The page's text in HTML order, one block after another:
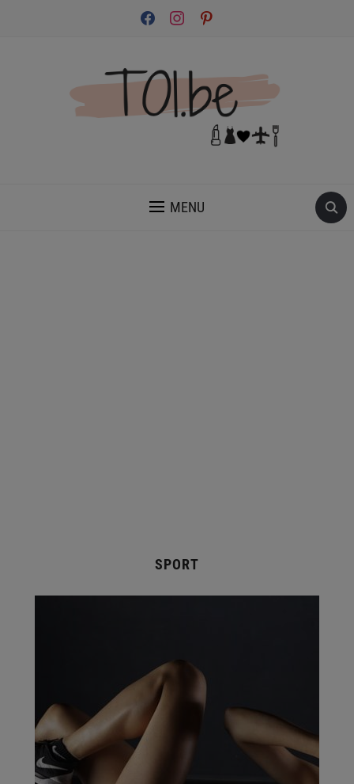
facebookinstagrampinterest
MENU
SPORT